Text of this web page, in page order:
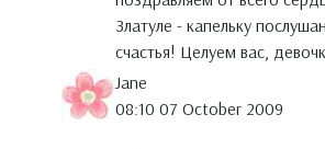
Златуле - капельку
счастья! Целуем вас,
Jane
08:10 07 October 2009